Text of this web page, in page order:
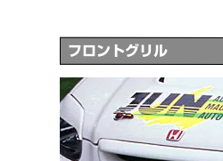
フロントグリル